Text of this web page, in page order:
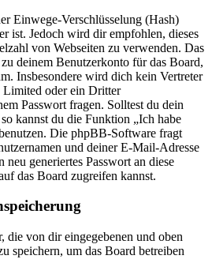
Einwege-Verschlüsselung (Hash)
ist. Jedoch wird dir empfohlen, dieses
von Webseiten zu verwenden. Das
deinem Benutzerkonto für das Board,
Insbesondere wird dich kein Vertreter
oder ein Dritter
Passwort fragen. Solltest du dein
kannst du die Funktion „Ich habe
Die phpBB-Software fragt
und deiner E-Mail-Adresse
neu generiertes Passwort an diese
das Board zugreifen kannst.
die von dir eingegebenen und oben
speichern, um das Board betreiben